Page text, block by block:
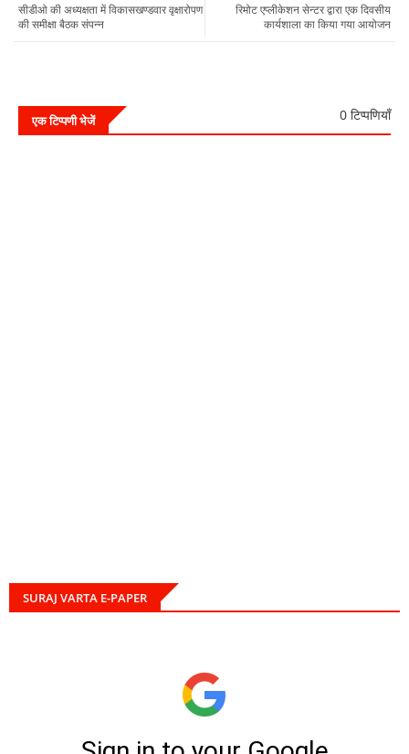
रिमोट एप्लीकेशन सेन्टर द्वारा एक दिवसीय
कार्यशाला का किया गया आयोजन
सीडीओ की अध्यक्षता में विकासखण्डवार वृक्षारोपण
की समीक्षा बैठक संपन्न
एक टिप्पणी भेजें 0 टिप्पणियाँ
SURAJ VARTA E-PAPER